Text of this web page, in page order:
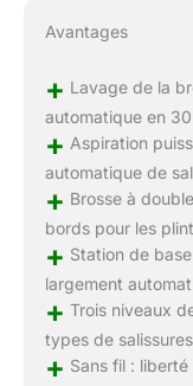
Avantages
+ Lavage de la
automatique en
+ Aspiration
automatique de
+ Brosse à
bords pour les
+ Station de
largement
+ Trois niveaux
types de salissures
+ Sans fil :